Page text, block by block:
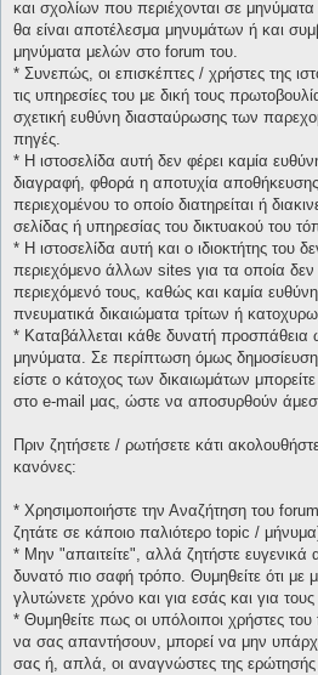
και σχολίων που περιέχονται σε
θα είναι αποτέλεσμα μηνυμάτων ή και
μηνύματα μελών στο forum του.
* Συνεπώς, οι επισκέπτες / χρήστες της
τις υπηρεσίες του με δική τους
σχετική ευθύνη διασταύρωσης των
πηγές.
* H ιστοσελίδα αυτή δεν φέρει καμία
διαγραφή, φθορά η αποτυχία
περιεχομένου το οποίο διατηρείται ή
σελίδας ή υπηρεσίας του δικτυακού του
* H ιστοσελίδα αυτή και ο ιδιοκτήτης του
περιεχόμενο άλλων sites για τα οποία δεν
περιεχόμενό τους, καθώς και καμία
πνευματικά δικαιώματα τρίτων ή
* Καταβάλλεται κάθε δυνατή προσπάθεια
μηνύματα. Σε περίπτωση όμως
είστε ο κάτοχος των δικαιωμάτων
στο e-mail μας, ώστε να αποσυρθούν
Πριν ζητήσετε / ρωτήσετε κάτι
κανόνες:
* Χρησιμοποιήστε την Αναζήτηση του
ζητάτε σε κάποιο παλιότερο topic /
* Μην "απαιτείτε", αλλά ζητήστε ευγενικά
δυνατό πιο σαφή τρόπο. Θυμηθείτε ότι με
γλυτώνετε χρόνο και για εσάς και για
* Θυμηθείτε πως οι υπόλοιποι χρήστες
να σας απαντήσουν, μπορεί να μην
σας ή, απλά, οι αναγνώστες της